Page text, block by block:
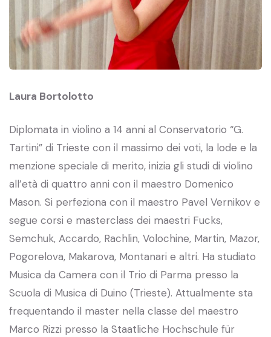
Laura Bortolotto
Diplomata in violino a 14 anni al Conservatorio “G.
Tartini” di Trieste con il massimo dei voti, la lode e la
menzione speciale di merito, inizia gli studi di violino
all’età di quattro anni con il maestro Domenico
Mason. Si perfeziona con il maestro Pavel Vernikov e
segue corsi e masterclass dei maestri Fucks,
Semchuk, Accardo, Rachlin, Volochine, Martin, Mazor,
Pogorelova, Makarova, Montanari e altri. Ha studiato
Musica da Camera con il Trio di Parma presso la
Scuola di Musica di Duino (Trieste). Attualmente sta
frequentando il master nella classe del maestro
Marco Rizzi presso la Staatliche Hochschule für